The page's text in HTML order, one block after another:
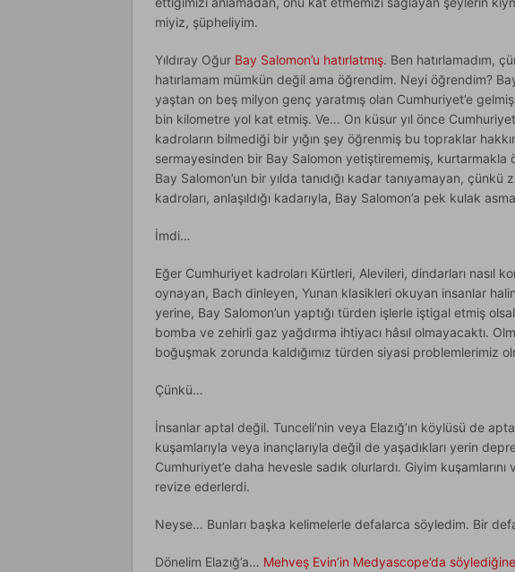
miyiz, şüpheliyim.
Yıldıray Oğur Bay Salomon’u hatırlatmış. Ben hatırlamadım,
hatırlamam mümkün değil ama öğrendim. Neyi öğrendim?
yaştan on beş milyon genç yaratmış olan Cumhuriyet’e
bin kilometre yol kat etmiş. Ve… On küsur yıl önce
kadroların bilmediği bir yığın şey öğrenmiş bu topraklar
sermayesinden bir Bay Salomon yetiştirememiş, kurtarmakla
Bay Salomon’un bir yılda tanıdığı kadar tanıyamayan,
kadroları, anlaşıldığı kadarıyla, Bay Salomon’a pek kulak
İmdi…
Eğer Cumhuriyet kadroları Kürtleri, Alevileri, dindarları nasıl
oynayan, Bach dinleyen, Yunan klasikleri okuyan insanlar
yerine, Bay Salomon’un yaptığı türden işlerle iştigal etmiş
bomba ve zehirli gaz yağdırma ihtiyacı hâsıl olmayacaktı.
boğuşmak zorunda kaldığımız türden siyasi problemlerimiz
Çünkü…
İnsanlar aptal değil. Tunceli’nin veya Elazığ’ın köylüsü de
kuşamlarıyla veya inançlarıyla değil de yaşadıkları yerin
Cumhuriyet’e daha hevesle sadık olurlardı. Giyim
revize ederlerdi.
Neyse… Bunları başka kelimelerle defalarca söyledim. Bir
Dönelim Elazığ’a… Mehveş Evin’in Medyascope’da